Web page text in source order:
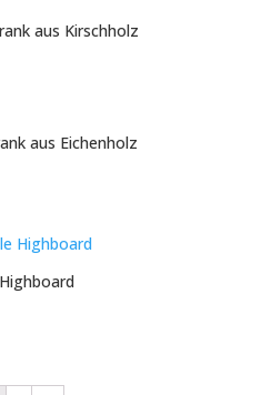
aus Kirschholz
aus Eichenholz